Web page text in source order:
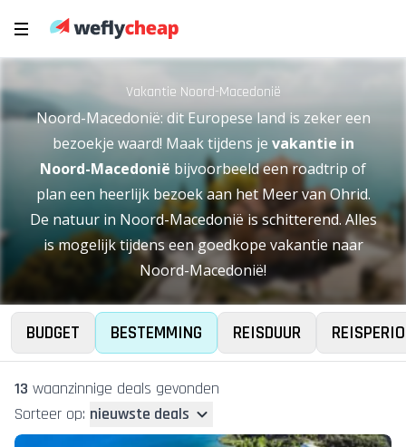
Vakantie Noord-Macedonië
Noord-Macedonië: dit Europese land is zeker een
bezoekje waard! Maak tijdens je vakantie in
Noord-Macedonië bijvoorbeeld een roadtrip of
plan een heerlijk bezoek aan het Meer van Ohrid.
De natuur in Noord-Macedonië is schitterend. Alles
is mogelijk tijdens een goedkope vakantie naar
Noord-Macedonië!
BUDGET BESTEMMING REISDUUR
13 waanzinnige deals gevonden
Sorteer op: nieuwste deals